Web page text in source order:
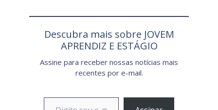
Descubra mais sobre JOVEM
APRENDIZ E ESTÁGIO
Assine para receber nossas notícias mais
recentes por e-mail.
Digite seu e-mail…